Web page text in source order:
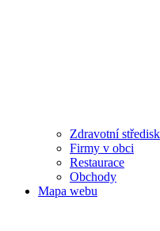
Zdravotní
Firmy v obci
Restaurace
Obchody
Mapa webu